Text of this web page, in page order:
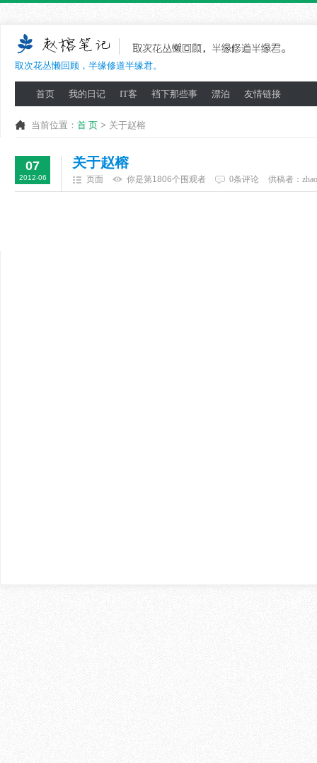
取次花丛懒回顾，半缘修道半缘君。
首页 我的日记 IT客 裆下那些事 漂泊 友情链接
当前位置： 首 页 > 关于赵榕
07
2012-06
关于赵榕
页面 你是第1806个围观者 0条评论 供稿者：